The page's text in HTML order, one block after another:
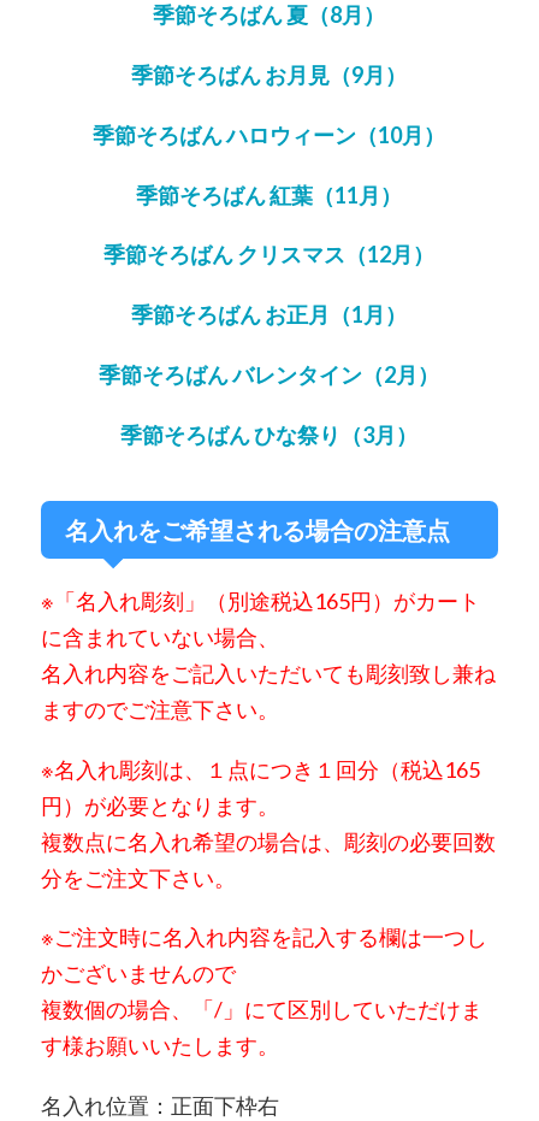
季節そろばん 夏（8月）
季節そろばん お月見（9月）
季節そろばん ハロウィーン（10月）
季節そろばん 紅葉（11月）
季節そろばん クリスマス（12月）
季節そろばん お正月（1月）
季節そろばん バレンタイン（2月）
季節そろばん ひな祭り（3月）
名入れをご希望される場合の注意点
※「名入れ彫刻」（別途税込165円）がカート
に含まれていない場合、
名入れ内容をご記入いただいても彫刻致し兼ね
ますのでご注意下さい。
※名入れ彫刻は、
１点につき１回分（税込165
円）が必要となります。
複数点に名入れ希望の場合は、彫刻の必要回数
分をご注文下さい。
※ご注文時に名入れ内容を記入する欄は一つし
かございませんので
複数個の場合、「/」にて区別していただけま
す様お願いいたします。
名入れ位置：正面下枠右